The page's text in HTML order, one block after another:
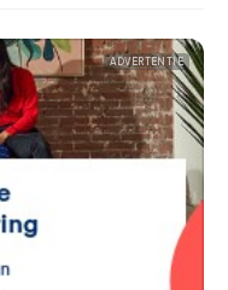
ADVERTENTIE